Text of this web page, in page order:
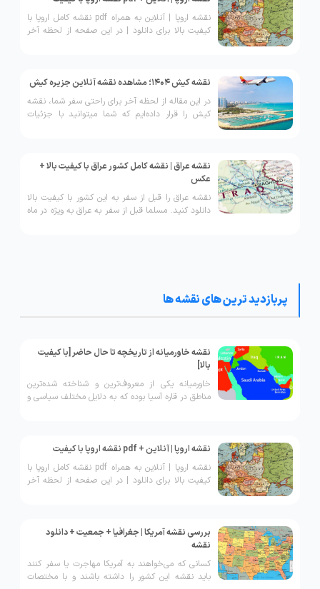
نقشه اروپا | آنلاین به همراه pdf نقشه کامل اروپا با
کیفیت بالا برای دانلود | در این صفحه از لحظه آخر
​نقشه کیش ۱۴۰۴؛ ​مشاهده نقشه آنلاین جزیره کیش
در این مقاله از لحظه آخر برای راحتی سفر شما، نقشه
کیش را قرار داده‌ایم که شما میتوانید با جزئیات
نقشه عراق | نقشه کامل کشور عراق با کیفیت بالا +
عکس
نقشه عراق را قبل از سفر به این کشور با کیفیت بالا
دانلود کنید. مسلما قبل از سفر به عراق به ویژه در ماه
پربازدید ترین های نقشه ها
نقشه خاورمیانه از تاریخچه تا حال حاضر [با کیفیت
بالا]
خاورمیانه یکی از معروف‌ترین و شناخته شده‌ترین
مناطق در قاره آسیا بوده که به دلایل مختلف سیاسی و
نقشه اروپا | آنلاین + pdf نقشه اروپا با کیفیت
نقشه اروپا | آنلاین به همراه pdf نقشه کامل اروپا با
کیفیت بالا برای دانلود | در این صفحه از لحظه آخر
بررسی نقشه آمریکا | جغرافیا + جمعیت + دانلود
نقشه
کسانی که می‌خواهند به آمریکا مهاجرت یا سفر کنند
باید نقشه این کشور را داشته باشند و با مختصات